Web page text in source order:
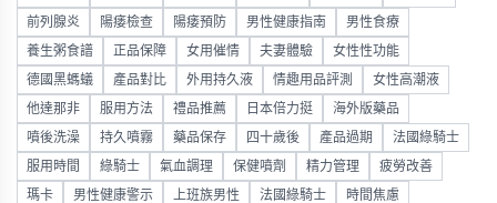
前列腺炎 陽痿檢查 陽痿預防 男性健康指南 男性食療
養生粥食譜 正品保障 女用催情 夫妻體驗 女性性功能
德國黑螞蟻 產品對比 外用持久液 情趣用品評測 女性高潮液
他達那非 服用方法 禮品推薦 日本倍力挺 海外版藥品
噴後洗澡 持久噴霧 藥品保存 四十歲後 產品過期 法國綠騎士
服用時間 綠騎士 氣血調理 保健噴劑 精力管理 疲勞改善
瑪卡 男性健康警示 上班族男性 法國綠騎士 時間焦慮